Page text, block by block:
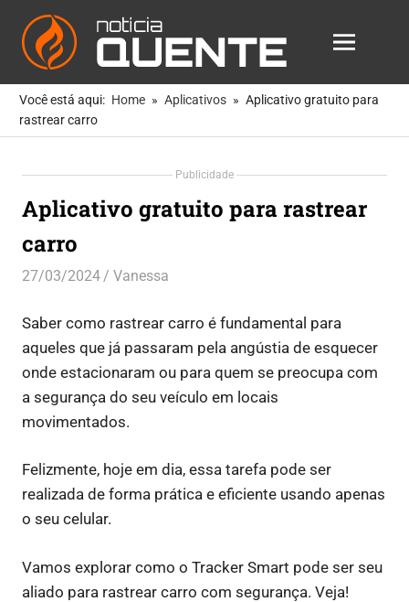
Skip
content
Notícia
Quente
Notícias
Mais
Quentes
Você
MENU
Você está aqui: Home Aplicativos
Aplicativo gratuito para
rastrear carro
Publicidade
Aplicativo gratuito para rastrear
carro
27/03/2024 Vanessa
Saber como rastrear carro é fundamental para
aqueles que já passaram pela angústia de esquecer
onde estacionaram ou para quem se preocupa com
a segurança do seu veículo em locais
movimentados.
Felizmente, hoje em dia, essa tarefa pode ser
realizada de forma prática e eficiente usando apenas
o seu celular.
Vamos explorar como o Tracker Smart pode ser seu
aliado para rastrear carro com segurança. Veja!